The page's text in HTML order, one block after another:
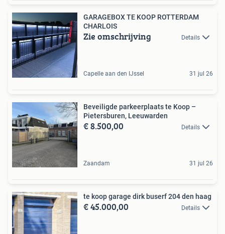
GARAGEBOX TE KOOP ROTTERDAM
CHARLOIS
Zie omschrijving Details
Capelle aan den IJssel 31 jul 26
Beveiligde parkeerplaats te Koop –
Pietersburen, Leeuwarden
€ 8.500,00 Details
Zaandam 31 jul 26
te koop garage dirk buserf 204 den haag
€ 45.000,00 Details